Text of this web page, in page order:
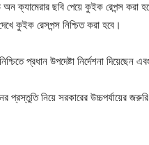
ক্যামেরার ছবি পেয়ে কুইক রেপন্স
কুইক রেসপন্স নিশ্চিত করা হবে।
প্রধান উপদেষ্টা নির্দেশনা দিয়েছেন
প্রস্তুতি নিয়ে সরকারের উচ্চপর্যায়ের